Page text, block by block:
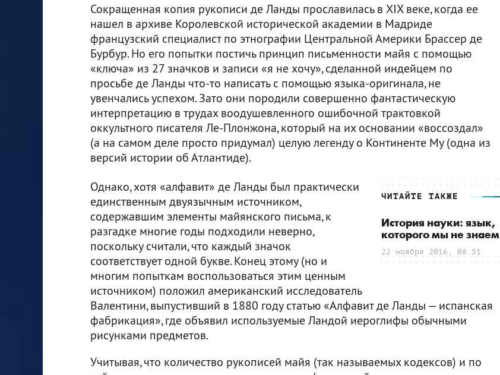
Сокращенная копия рукописи де Ланды прославилась в XIX веке, когда ее
нашел в архиве Королевской исторической академии в Мадриде
французский специалист по этнографии Центральной Америки Брассер де
Бурбур. Но его попытки постичь принцип письменности майя с помощью
«ключа» из 27 значков и записи «я не хочу», сделанной индейцем по
просьбе де Ланды что-то написать с помощью языка-оригинала, не
увенчались успехом. Зато они породили совершенно фантастическую
интерпретацию в трудах воодушевленного ошибочной трактовкой
оккультного писателя Ле-Плонжона, который на их основании «воссоздал»
(а на самом деле просто придумал) целую легенду о Континенте Му (одна из
версий истории об Атлантиде).
ЧИТАЙТЕ ТАКЖЕ
История науки: язык,
которого мы не знаем
22 ноября 2016, 08:51
Однако, хотя «алфавит» де Ланды был практически
единственным двуязычным источником,
содержавшим элементы майянского письма, к
разгадке многие годы подходили неверно,
поскольку считали, что каждый значок
соответствует одной букве. Конец этому (но и
многим попыткам воспользоваться этим ценным
источником) положил американский исследователь
Валентини, выпустивший в 1880 году статью «Алфавит де Ланды — испанская
фабрикация», где объявил используемые Ландой иероглифы обычными
рисунками предметов.
Учитывая, что количество рукописей майя (так называемых кодексов) и по